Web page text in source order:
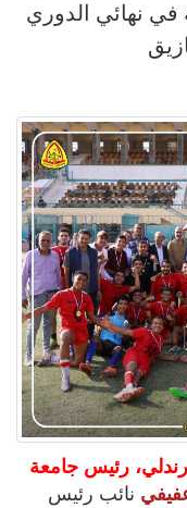
في نهائي الدوري
رئيس جامعة
نائب رئيس